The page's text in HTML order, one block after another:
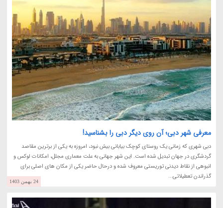
معرفی شهر دبی؛ آن روی دیگر دبی را بشناسید!
دبی شهری که زمانی یک روستای کوچک بیابانی بیش نبود، امروزه به یکی از برترین مقاصد
گردشگری در جهان تبدیل شده است. این شهر جهانی به علت معماری مجلل، امکانات لوکس و
انبوهی از نقاط دیدنی توریستی معروف شده و درحال حاضر یکی از مکان های اصلی برای
گذراندن تعطیلاتی...
24 بهمن 1403